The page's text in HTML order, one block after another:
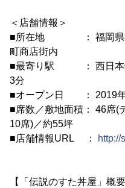
＜店舗情報＞
■所在地 ： 福岡県福
町商店街内
■最寄り駅 ： 西日本鉄
3分
■オープン日 ： 2019年
■席数／敷地面積： 46席(
10席)／約55坪
■店舗情報URL ：
http://
【「伝説のすた丼屋」概要